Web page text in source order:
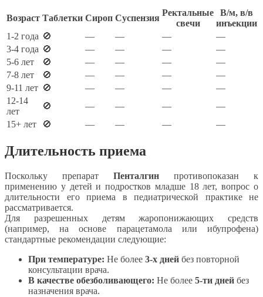
Возраст Таблетки Сироп Суспензия
Ректальные
свечи
В/м, в/в
инъекции
1-2 года 🚫 — — —
—
3-4 года 🚫 — — —
—
5-6 лет
🚫 — — —
—
7-8 лет
🚫 — — —
—
9-11 лет 🚫 — — —
—
12-14
лет
🚫 — — —
—
15+ лет
🚫 — — — —
Длительность приема
Поскольку препарат Пенталгин противопоказан к
применению у детей и подростков младше 18 лет, вопрос о
длительности его приема в педиатрической практике не
рассматривается.
Для разрешенных детям жаропонижающих средств
(например, на основе парацетамола или ибупрофена)
стандартные рекомендации следующие:
При температуре: Не более 3-х дней без повторной
консультации врача.
В качестве обезболивающего: Не более 5-ти дней без
назначения врача.